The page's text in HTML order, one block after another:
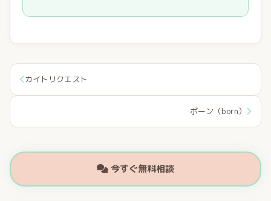
カイトリクエスト
ボーン（born）
今すぐ無料相談